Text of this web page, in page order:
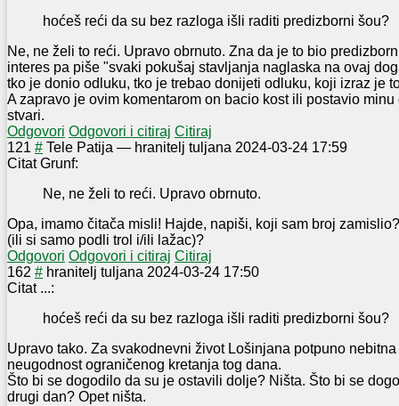
hoćeš reći da su bez razloga išli raditi predizborni šou?
Ne, ne želi to reći. Upravo obrnuto. Zna da je to bio
interes pa piše "svaki pokušaj stavljanja naglaska na ovaj
tko je donio odluku, tko je trebao donijeti odluku, koji izraz je
A zapravo je ovim komentarom on bacio kost ili postavio
stvari.
Odgovori Odgovori i citiraj Citiraj
121 # Tele Patija — hranitelj tuljana 2024-03-24 17:59
Citat Grunf:
Ne, ne želi to reći. Upravo obrnuto.
Opa, imamo čitača misli! Hajde, napiši, koji sam broj zamislio?
(ili si samo podli trol i/ili lažac)?
Odgovori Odgovori i citiraj Citiraj
162 # hranitelj tuljana 2024-03-24 17:50
Citat ...:
hoćeš reći da su bez razloga išli raditi predizborni šou?
Upravo tako. Za svakodnevni život Lošinjana potpuno
neugodnost ograničenog kretanja tog dana.
Što bi se dogodilo da su je ostavili dolje? Ništa. Što bi se
drugi dan? Opet ništa.